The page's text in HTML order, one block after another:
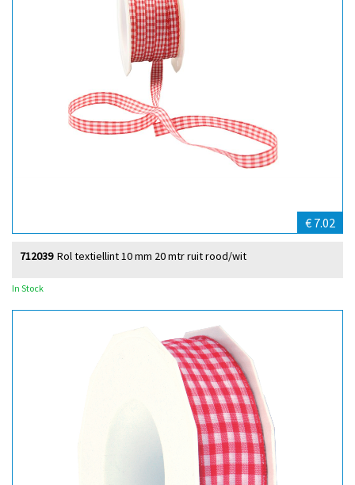
€ 7.02
Rol textiellint 10 mm 20 mtr ruit rood/wit
712039
In Stock